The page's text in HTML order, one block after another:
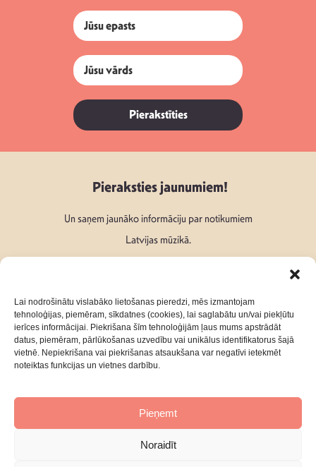
Lai nodrošinātu vislabāko lietošanas pieredzi, mēs izmantojam
tehnoloģijas, piemēram, sīkdatnes (cookies), lai saglabātu un/vai piekļūtu
ierīces informācijai. Piekrišana šīm tehnoloģijām ļaus mums apstrādāt
datus, piemēram, pārlūkošanas uzvedību vai unikālus identifikatorus šajā
vietnē. Nepiekrišana vai piekrišanas atsaukšana var negatīvi ietekmēt
noteiktas funkcijas un vietnes darbību.
Pieņemt
Noraidīt
Pierakstīties
Pieraksties jaunumiem!
Un saņem jaunāko informāciju par notikumiem
Latvijas mūzikā.
Seko mums:
Par mumsKontakti